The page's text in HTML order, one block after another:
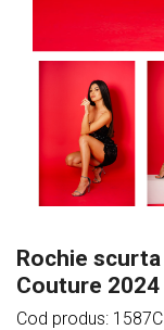
Rochie
Couture 2024
Cod produs: 1587C